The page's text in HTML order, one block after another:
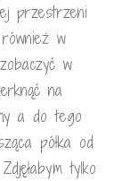
przestrzeni
w
w
na
a do tego
półka od
tylko